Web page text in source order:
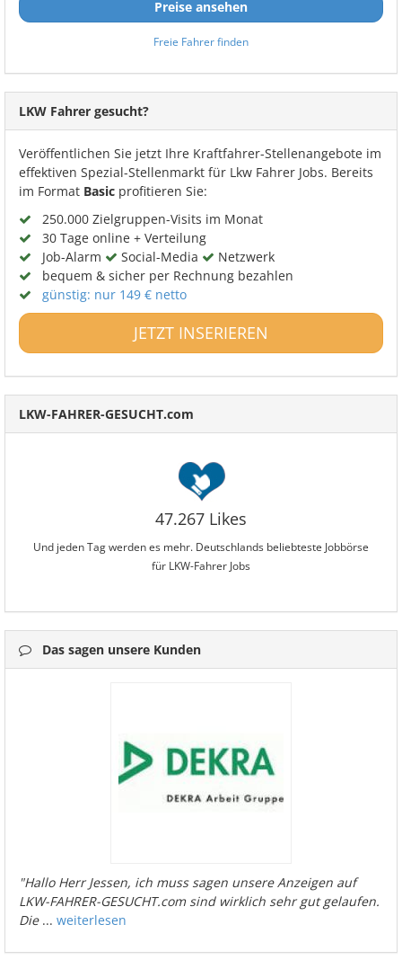
Preise ansehen
Freie Fahrer finden
LKW Fahrer gesucht?
Veröffentlichen Sie jetzt Ihre Kraftfahrer-Stellenangebote im
effektiven Spezial-Stellenmarkt für Lkw Fahrer Jobs. Bereits
im Format Basic profitieren Sie:
250.000 Zielgruppen-Visits im Monat
30 Tage online + Verteilung
Job-Alarm
Social-Media
Netzwerk
bequem & sicher per Rechnung bezahlen
günstig: nur 149 € netto
JETZT INSERIEREN
LKW-FAHRER-GESUCHT.com
47.267 Likes
Und jeden Tag werden es mehr. Deutschlands beliebteste Jobbörse
für LKW-Fahrer Jobs
Das sagen unsere Kunden
"Hallo Herr Jessen, ich muss sagen unsere Anzeigen auf
LKW-FAHRER-GESUCHT.com sind wirklich sehr gut gelaufen.
Die... weiterlesen